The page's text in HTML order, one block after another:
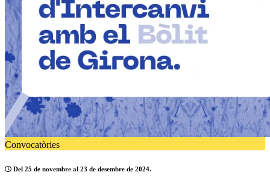
Convocatòries
Del 25 de novembre al 23 de desembre de 2024.